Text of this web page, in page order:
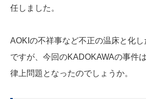
任しました。
AOKIの不祥事など不正の温床と化
ですが、今回のKADOKAWAの事件
律上問題となったのでしょうか。